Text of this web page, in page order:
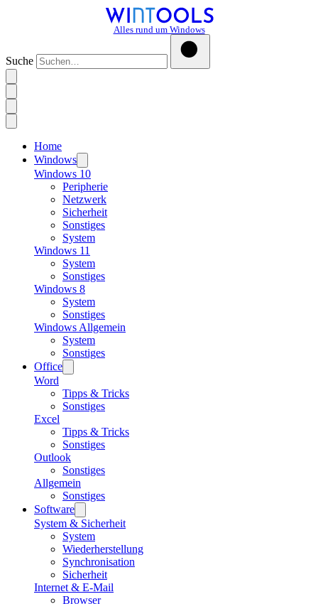
Alles rund um Windows
Suche
Home
Windows
Windows 10
Peripherie
Netzwerk
Sicherheit
Sonstiges
System
Windows 11
System
Sonstiges
Windows 8
System
Sonstiges
Windows Allgemein
System
Sonstiges
Office
Word
Tipps & Tricks
Sonstiges
Excel
Tipps & Tricks
Sonstiges
Outlook
Sonstiges
Allgemein
Sonstiges
Software
System & Sicherheit
System
Wiederherstellung
Synchronisation
Sicherheit
Internet & E-Mail
Browser